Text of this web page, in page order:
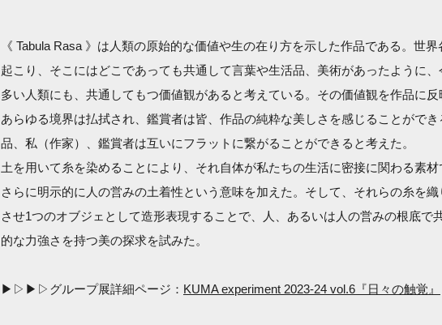
《 Tabula Rasa 》は人類の原始的な価値や生の在り方を示した作品である。世
起こり、そこにはどこであっても共通して言葉や生活品、美術があったように
多い人類にも、共通してもつ価値観があると考えている。その価値観を作品に反
あらゆる境界は払拭され、鑑賞者は皆、作品の純粋な美しさを感じることがで
品、私（作家）、鑑賞者は互いにフラットに繋がることができると考えた。
土を用いて糸を染めることにより、それ自体が私たちの生活に密接に関わる素材
さらに明示的に人の営みの土着性という意味を加えた。そして、それらの糸を
させ1つのオブジェとして造形表現することで、人、あるいは人の営みの根底で
的な力強さを持つ美の探求を試みた。
▶▷▶▷グループ展詳細ページ： KUMA experiment 2023-24 vol.6『日々の触覚』